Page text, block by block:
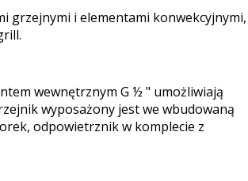
grzejnymi i elementami konwekcyjnymi,
wewnętrznym G ½ " umożliwiają
wyposażony jest we wbudowaną
odpowietrznik w komplecie z